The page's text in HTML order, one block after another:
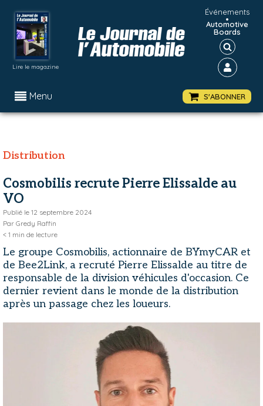
Lire le magazine
Événements
•
Automotive
Boards
Menu S'ABONNER
Distribution
Cosmobilis recrute Pierre Elissalde au
VO
Publié le 12 septembre 2024
Par Gredy Raffin
< 1 min de lecture
Le groupe Cosmobilis, actionnaire de BYmyCAR et
de Bee2Link, a recruté Pierre Elissalde au titre de
responsable de la division véhicules d'occasion. Ce
dernier revient dans le monde de la distribution
après un passage chez les loueurs.